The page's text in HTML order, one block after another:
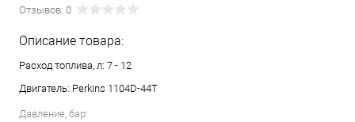
Отзывов: 0
Описание товара:
Расход топлива, л: 7 - 12
Двигатель: Perkins 1104D-44T
Давление, бар: